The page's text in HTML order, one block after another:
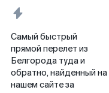
Самый быстрый
прямой перелет из
Белгорода туда и
обратно, найденный на
нашем сайте за